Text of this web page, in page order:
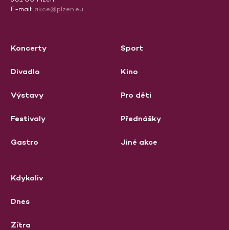
E-mail: akce@plzen.eu
Koncerty
Divadlo
Výstavy
Festivaly
Gastro
Sport
Kino
Pro děti
Přednášky
Jiné akce
Kdykoliv
Dnes
Zítra